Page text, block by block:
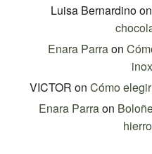
Luisa Bernardinoon
Enara Parraon
VICTOR on Cómo
Enara Parraon